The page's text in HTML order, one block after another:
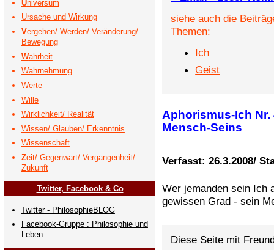
Universum
Ursache und Wirkung
Vergehen/ Werden/ Veränderung/
Bewegung
Wahrheit
Wahrnehmung
Werte
Wille
Wirklichkeit/ Realität
Wissen/ Glauben/ Erkenntnis
Wissenschaft
Zeit/ Gegenwart/ Vergangenheit/
Zukunft
Twitter, Facebook & Co
Twitter - PhilosophieBLOG
Facebook-Gruppe : Philosophie und
Leben
siehe auch die
Themen:
Ich
Geist
Aphorismus-Ich Nr.
Mensch-Seins
Verfasst: 26.3.2008/
Wer jemanden sein Ich
gewissen Grad - sein
Diese Seite mit